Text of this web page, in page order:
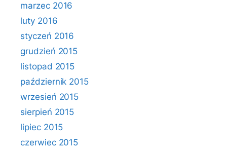
marzec 2016
luty 2016
styczeń 2016
grudzień 2015
listopad 2015
październik 2015
wrzesień 2015
sierpień 2015
lipiec 2015
czerwiec 2015